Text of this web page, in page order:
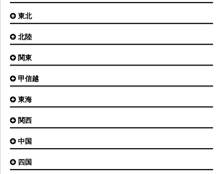
札幌(新千歳)空港
旭川空港
オホーツク紋別空港
釧路空港
稚内空港
とかち帯広空港
根室中標津空港
奥尻空港
利尻空港
東北
仙台空港
青森空港
三沢空港
福島空港
大館能代空港
庄内空港
山形空港
北陸
小松空港
能登空港
関東
東京(羽田)空港
茨城空港
八丈島空港
甲信越
新潟空港
東海
名古屋(中部)空港
静岡空港
関西
大阪(伊丹)空港
神戸空港
中国
広島空港
四国